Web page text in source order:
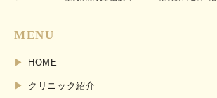
MENU
HOME
クリニック紹介